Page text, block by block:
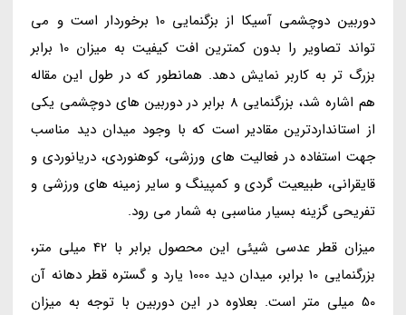
دوربین دوچشمی آسیکا از بزگنمایی 10 برخوردار است و می
تواند تصاویر را بدون کمترین افت کیفیت به میزان 10 برابر
بزرگ تر به کاربر نمایش دهد. همانطور که در طول این مقاله
هم اشاره شد، بزرگنمایی 8 برابر در دوربین های دوچشمی یکی
از استانداردترین مقادیر است که با وجود میدان دید مناسب
جهت استفاده در فعالیت های ورزشی، کوهنوردی، دریانوردی و
قایقرانی، طبیعیت گردی و کمپینگ و سایر زمینه های ورزشی و
تفریحی گزینه بسیار مناسبی به شمار می رود.
میزان قطر عدسی شیئی این محصول برابر با 42 میلی متر،
بزرگنمایی 10 برابر، میدان دید 1000 یارد و گستره قطر دهانه آن
50 میلی متر است. بعلاوه در این دوربین با توجه به میزان